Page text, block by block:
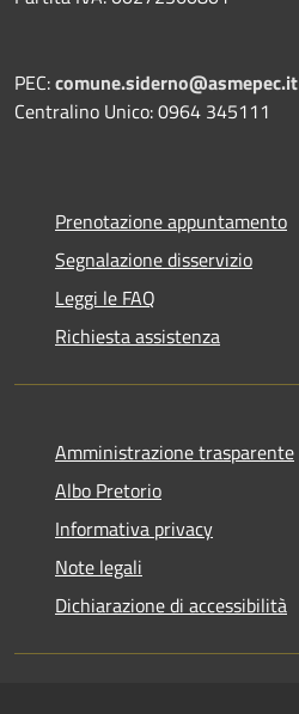
PEC:comune.siderno@asmepec.it
Centralino Unico: 0964 345111
Prenotazione appuntamento
Segnalazione disservizio
Leggi le FAQ
Richiesta assistenza
Amministrazione trasparente
Albo Pretorio
Informativa privacy
Note legali
Dichiarazione di accessibilità